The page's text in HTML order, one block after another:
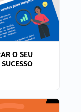
O SEU